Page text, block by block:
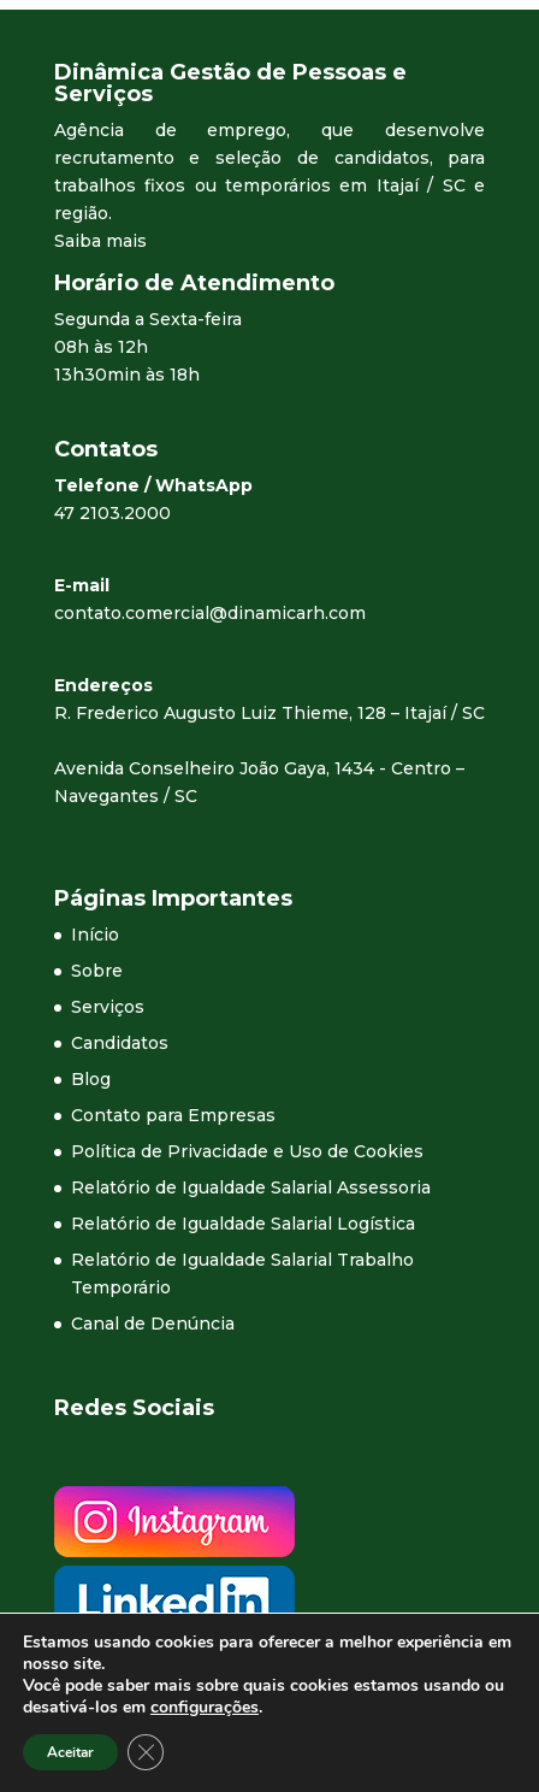
Dinâmica Gestão de Pessoas e
Serviços
Agência de emprego, que desenvolve
recrutamento e seleção de candidatos, para
trabalhos fixos ou temporários em Itajaí / SC e
região.
Saiba mais
Horário de Atendimento
Segunda a Sexta-feira
08h às 12h
13h30min às 18h
Contatos
Telefone / WhatsApp
47 2103.2000
E-mail
contato.comercial@dinamicarh.com
Endereços
R. Frederico Augusto Luiz Thieme, 128 – Itajaí / SC
Avenida Conselheiro João Gaya, 1434 - Centro –
Navegantes / SC
Páginas Importantes
Início
Sobre
Serviços
Candidatos
Blog
Contato para Empresas
Política de Privacidade e Uso de Cookies
Relatório de Igualdade Salarial Assessoria
Relatório de Igualdade Salarial Logística
Relatório de Igualdade Salarial Trabalho
Temporário
Canal de Denúncia
Redes Sociais
Estamos usando cookies para oferecer a melhor experiência em
nosso site.
Você pode saber mais sobre quais cookies estamos usando ou
desativá-los em configurações.
Aceitar Close GDPR Cookie Banner